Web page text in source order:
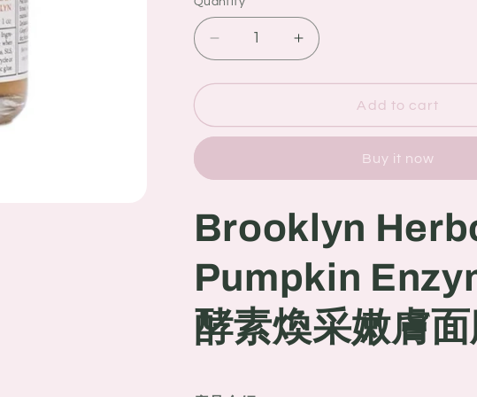
Quantity
Decrease
quantity
for
Herborium
Peel
瓜
素
煥
采
嫩
Increase
quantity
for
Brooklyn
Herborium
Peel
瓜
素
煥
采
嫩
Add to cart
Buy it now
Brooklyn
Pumpkin
酵素煥采嫩膚